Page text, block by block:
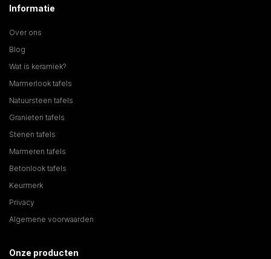
Informatie
Over ons
Blog
Wat is keramiek?
Marmerlook tafels
Natuursteen tafels
Granieten tafels
Stenen tafels
Marmeren tafels
Betonlook tafels
Keurmerk
Privacy
Algemene voorwaarden
Onze producten